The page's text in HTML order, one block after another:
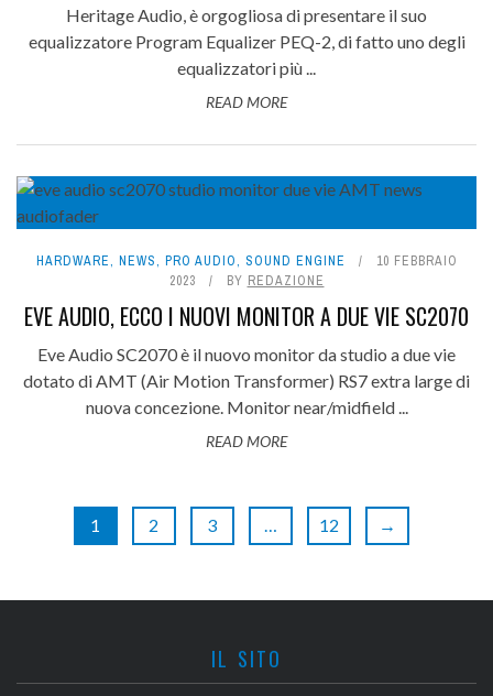
Heritage Audio, è orgogliosa di presentare il suo
equalizzatore Program Equalizer PEQ-2, di fatto uno degli
equalizzatori più ...
READ MORE
HARDWARE, NEWS, PRO AUDIO, SOUND ENGINE
10 FEBBRAIO
2023
BY REDAZIONE
EVE AUDIO, ECCO I NUOVI MONITOR A DUE VIE SC2070
Eve Audio SC2070 è il nuovo monitor da studio a due vie
dotato di AMT (Air Motion Transformer) RS7 extra large di
nuova concezione. Monitor near/midfield ...
READ MORE
1 2 3 12 →
IL SITO